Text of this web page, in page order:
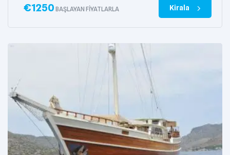
€1250 BAŞLAYAN FIYATLARLA Kirala